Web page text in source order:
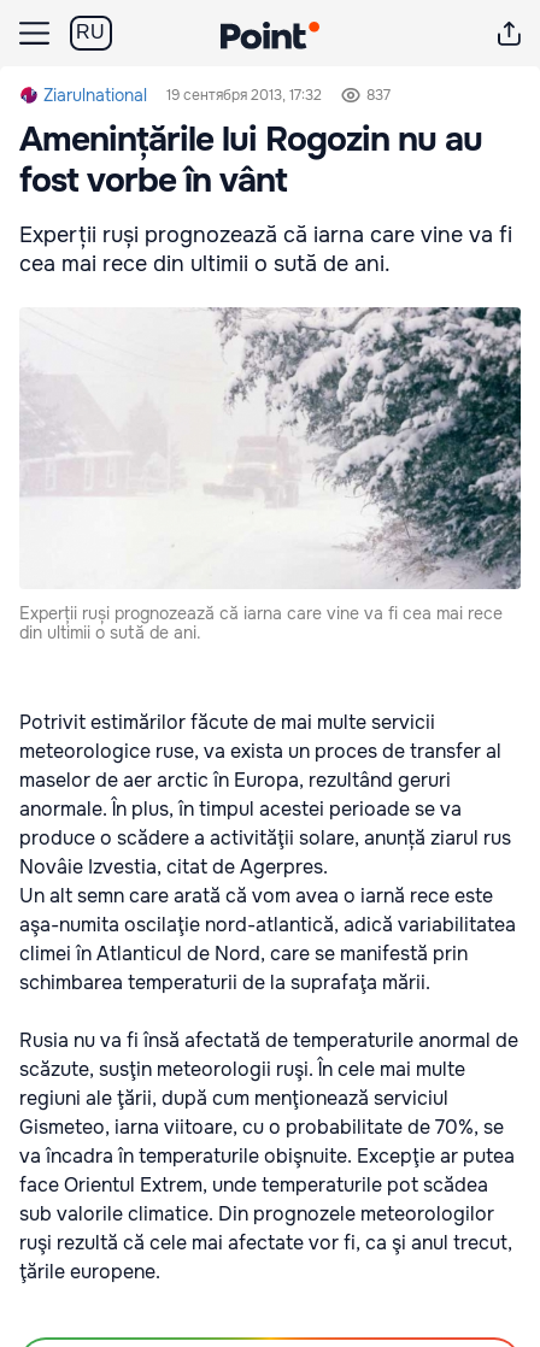
RU
Ziarulnational 19 сентября 2013, 17:32 837
Amenințările lui Rogozin nu au
fost vorbe în vânt
Experții ruși prognozează că iarna care vine va fi
cea mai rece din ultimii o sută de ani.
Experții ruși prognozează că iarna care vine va fi cea mai rece
din ultimii o sută de ani.
Potrivit estimărilor făcute de mai multe servicii
meteorologice ruse, va exista un proces de transfer al
maselor de aer arctic în Europa, rezultând geruri
anormale. În plus, în timpul acestei perioade se va
produce o scădere a activităţii solare, anunță ziarul rus
Novâie Izvestia, citat de Agerpres.
Un alt semn care arată că vom avea o iarnă rece este
aşa-numita oscilaţie nord-atlantică, adică variabilitatea
climei în Atlanticul de Nord, care se manifestă prin
schimbarea temperaturii de la suprafaţa mării.
Rusia nu va fi însă afectată de temperaturile anormal de
scăzute, susţin meteorologii ruşi. În cele mai multe
regiuni ale ţării, după cum menţionează serviciul
Gismeteo, iarna viitoare, cu o probabilitate de 70%, se
va încadra în temperaturile obişnuite. Excepţie ar putea
face Orientul Extrem, unde temperaturile pot scădea
sub valorile climatice. Din prognozele meteorologilor
ruşi rezultă că cele mai afectate vor fi, ca şi anul trecut,
ţările europene.